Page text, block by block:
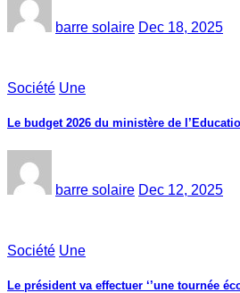
barre solaire Dec 18, 2025
Société Une
Le budget 2026 du ministère de
barre solaire Dec 12, 2025
Société Une
Le président va effectuer ‘’une tournée